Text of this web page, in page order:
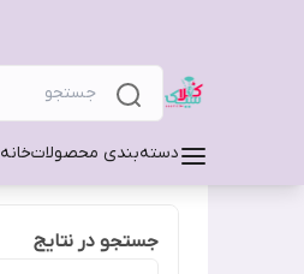
دسته‌بندی محصولاتخانه
جستجو در نتایج